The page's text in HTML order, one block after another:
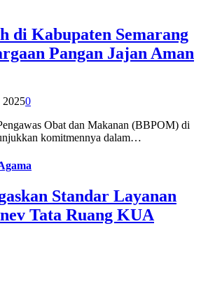
di Kabupaten Semarang
Pangan Jajan Aman
20250
Obat dan Makanan (BBPOM) di
komitmennya dalam…
Standar Layanan
Tata Ruang KUA